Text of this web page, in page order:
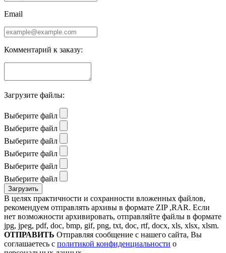
Email
Комментарий к заказу:
Загрузите файлы:
Выберите файл
Выберите файл
Выберите файл
Выберите файл
Выберите файл
Выберите файл
В целях практичности и сохранности вложенных файлов,
рекомендуем отправлять архивы в формате ZIP ,RAR. Если
нет возможности архивировать, отправляйте файлы в формате
jpg, jpeg, pdf, doc, bmp, gif, png, txt, doc, rtf, docx, xls, xlsx, xlsm.
ОТПРАВИТЬ Отправляя сообщение с нашего сайта, Вы
соглашаетесь с политикой конфиденциальности о